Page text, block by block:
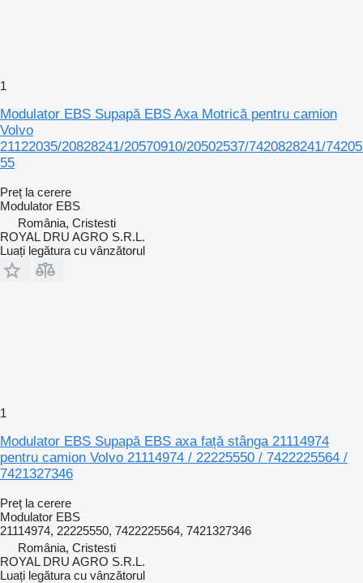
1
Modulator EBS Supapă EBS Axa Motrică pentru camion
Volvo
21122035/20828241/20570910/20502537/7420828241/
55
Preț la cerere
Modulator EBS
România, Cristesti
ROYAL DRU AGRO S.R.L.
Luați legătura cu vânzătorul
1
Modulator EBS Supapă EBS axa față stânga 21114974
pentru camion Volvo 21114974 / 22225550 / 7422225564 /
7421327346
Preț la cerere
Modulator EBS
21114974, 22225550, 7422225564, 7421327346
România, Cristesti
ROYAL DRU AGRO S.R.L.
Luați legătura cu vânzătorul